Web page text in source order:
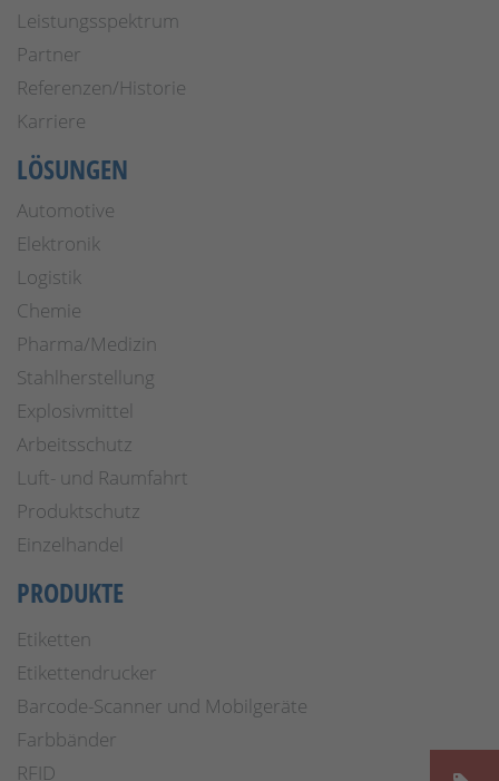
Leistungsspektrum
Partner
Referenzen/Historie
Karriere
LÖSUNGEN
Automotive
Elektronik
Logistik
Chemie
Pharma/Medizin
Stahlherstellung
Explosivmittel
Arbeitsschutz
Luft- und Raumfahrt
Produktschutz
Einzelhandel
PRODUKTE
Etiketten
Etikettendrucker
Barcode-Scanner und Mobilgeräte
Farbbänder
RFID